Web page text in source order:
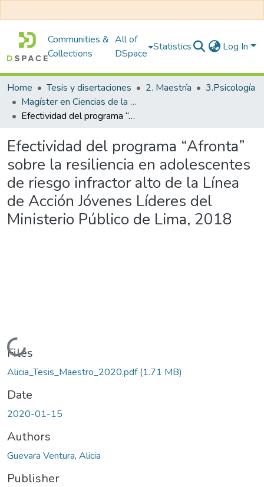
Communities &
Collections
All of
DSpace
Statistics Log In
Home Tesis y disertaciones 2. Maestría
3.Psicología
Magíster en Ciencias de la Familia con Mención en Terapia Familiar
Efectividad del programa “Afronta” sobre la resiliencia en adolescentes de riesgo infractor alto de la Línea de Acción Jóvenes Líderes del Ministerio Público de Lima, 2018
Efectividad del programa “Afronta”
sobre la resiliencia en adolescentes
de riesgo infractor alto de la Línea
de Acción Jóvenes Líderes del
Ministerio Público de Lima, 2018
Loading...
Files
Alicia_Tesis_Maestro_2020.pdf(1.71 MB)
Date
2020-01-15
Authors
Guevara Ventura, Alicia
Publisher